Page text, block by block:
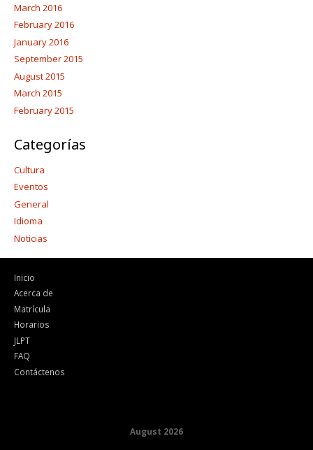
March 2016
February 2016
January 2016
September 2015
August 2015
March 2015
February 2015
Categorías
Cultura
Eventos
General
Idioma
Noticias
Inicio
Acerca de
Matrícula
Horarios
JLPT
FAQ
Contáctenos
August 2026